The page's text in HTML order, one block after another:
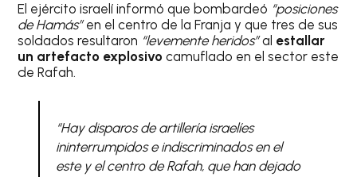
El ejército israelí informó que bombardeó “posiciones
de Hamás”en el centro de la Franja y que tres de sus
soldados resultaron “levemente heridos”al estallar
un artefacto explosivocamuflado en el sector este
de Rafah.
“Hay disparos de artillería israelíes
ininterrumpidos e indiscriminados en el
este y el centro de Rafah, que han dejado